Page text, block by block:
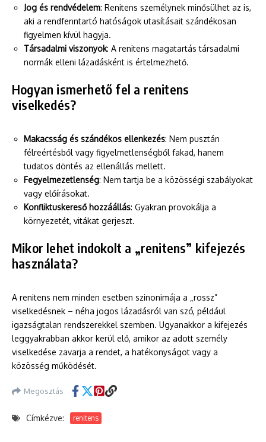
Jog és rendvédelem: Renitens személynek minősülhet az is,
aki a rendfenntartó hatóságok utasításait szándékosan
figyelmen kívül hagyja.
Társadalmi viszonyok: A renitens magatartás társadalmi
normák elleni lázadásként is értelmezhető.
Hogyan ismerhető fel a renitens
viselkedés?
Makacsság és szándékos ellenkezés: Nem pusztán
félreértésből vagy figyelmetlenségből fakad, hanem
tudatos döntés az ellenállás mellett.
Fegyelmezetlenség: Nem tartja be a közösségi szabályokat
vagy előírásokat.
Konfliktuskereső hozzáállás: Gyakran provokálja a
környezetét, vitákat gerjeszt.
Mikor lehet indokolt a „renitens” kifejezés
használata?
A renitens nem minden esetben szinonimája a „rossz”
viselkedésnek – néha jogos lázadásról van szó, például
igazságtalan rendszerekkel szemben. Ugyanakkor a kifejezés
leggyakrabban akkor kerül elő, amikor az adott személy
viselkedése zavarja a rendet, a hatékonyságot vagy a
közösség működését.
Megosztás
Címkézve: renitens